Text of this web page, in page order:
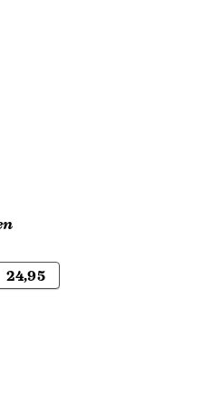
24,95